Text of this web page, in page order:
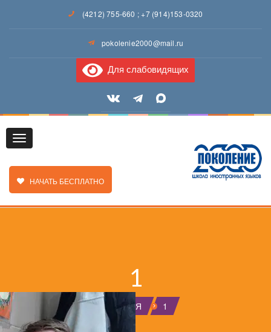
(4212) 755-660 ;+7 (914)153-0320
pokolenie2000@mail.ru
Для слабовидящих
Toggle
ЗАКАЗАТЬ ЗВОНОК
НАЧАТЬ БЕСПЛАТНО
1
ГЛАВНАЯ 1